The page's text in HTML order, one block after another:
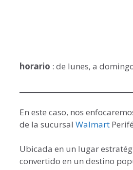
horario : de lunes, a
En este caso, nos
de la sucursal Walmart
Ubicada en un lugar
convertido en un destino